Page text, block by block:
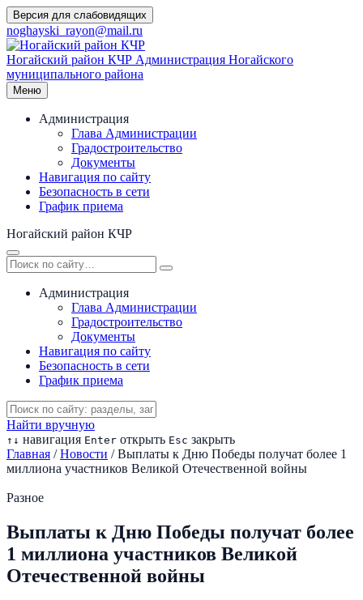
Перейти
к
содержимому
Версия для слабовидящих
noghayski_rayon@mail.ru
Ногайский район КЧР Администрация Ногайского
муниципального района
Меню
Администрация
Глава Администрации
Градостроительство
Документы
Навигация по сайту
Безопасность в сети
График приема
Ногайский район КЧР
Администрация
Глава Администрации
Градостроительство
Документы
Навигация по сайту
Безопасность в сети
График приема
Найти вручную
↑ ↓ навигация Enter открыть Esc закрыть
Главная / Новости / Выплаты к Дню Победы получат более 1
миллиона участников Великой Отечественной войны
Разное
Выплаты к Дню Победы получат более
1 миллиона участников Великой
Отечественной войны